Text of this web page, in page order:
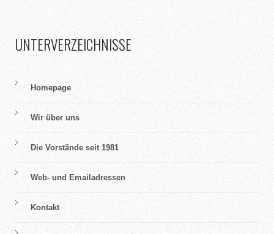
UNTERVERZEICHNISSE
Homepage
Wir über uns
Die Vorstände seit 1981
Web- und Emailadressen
Kontakt